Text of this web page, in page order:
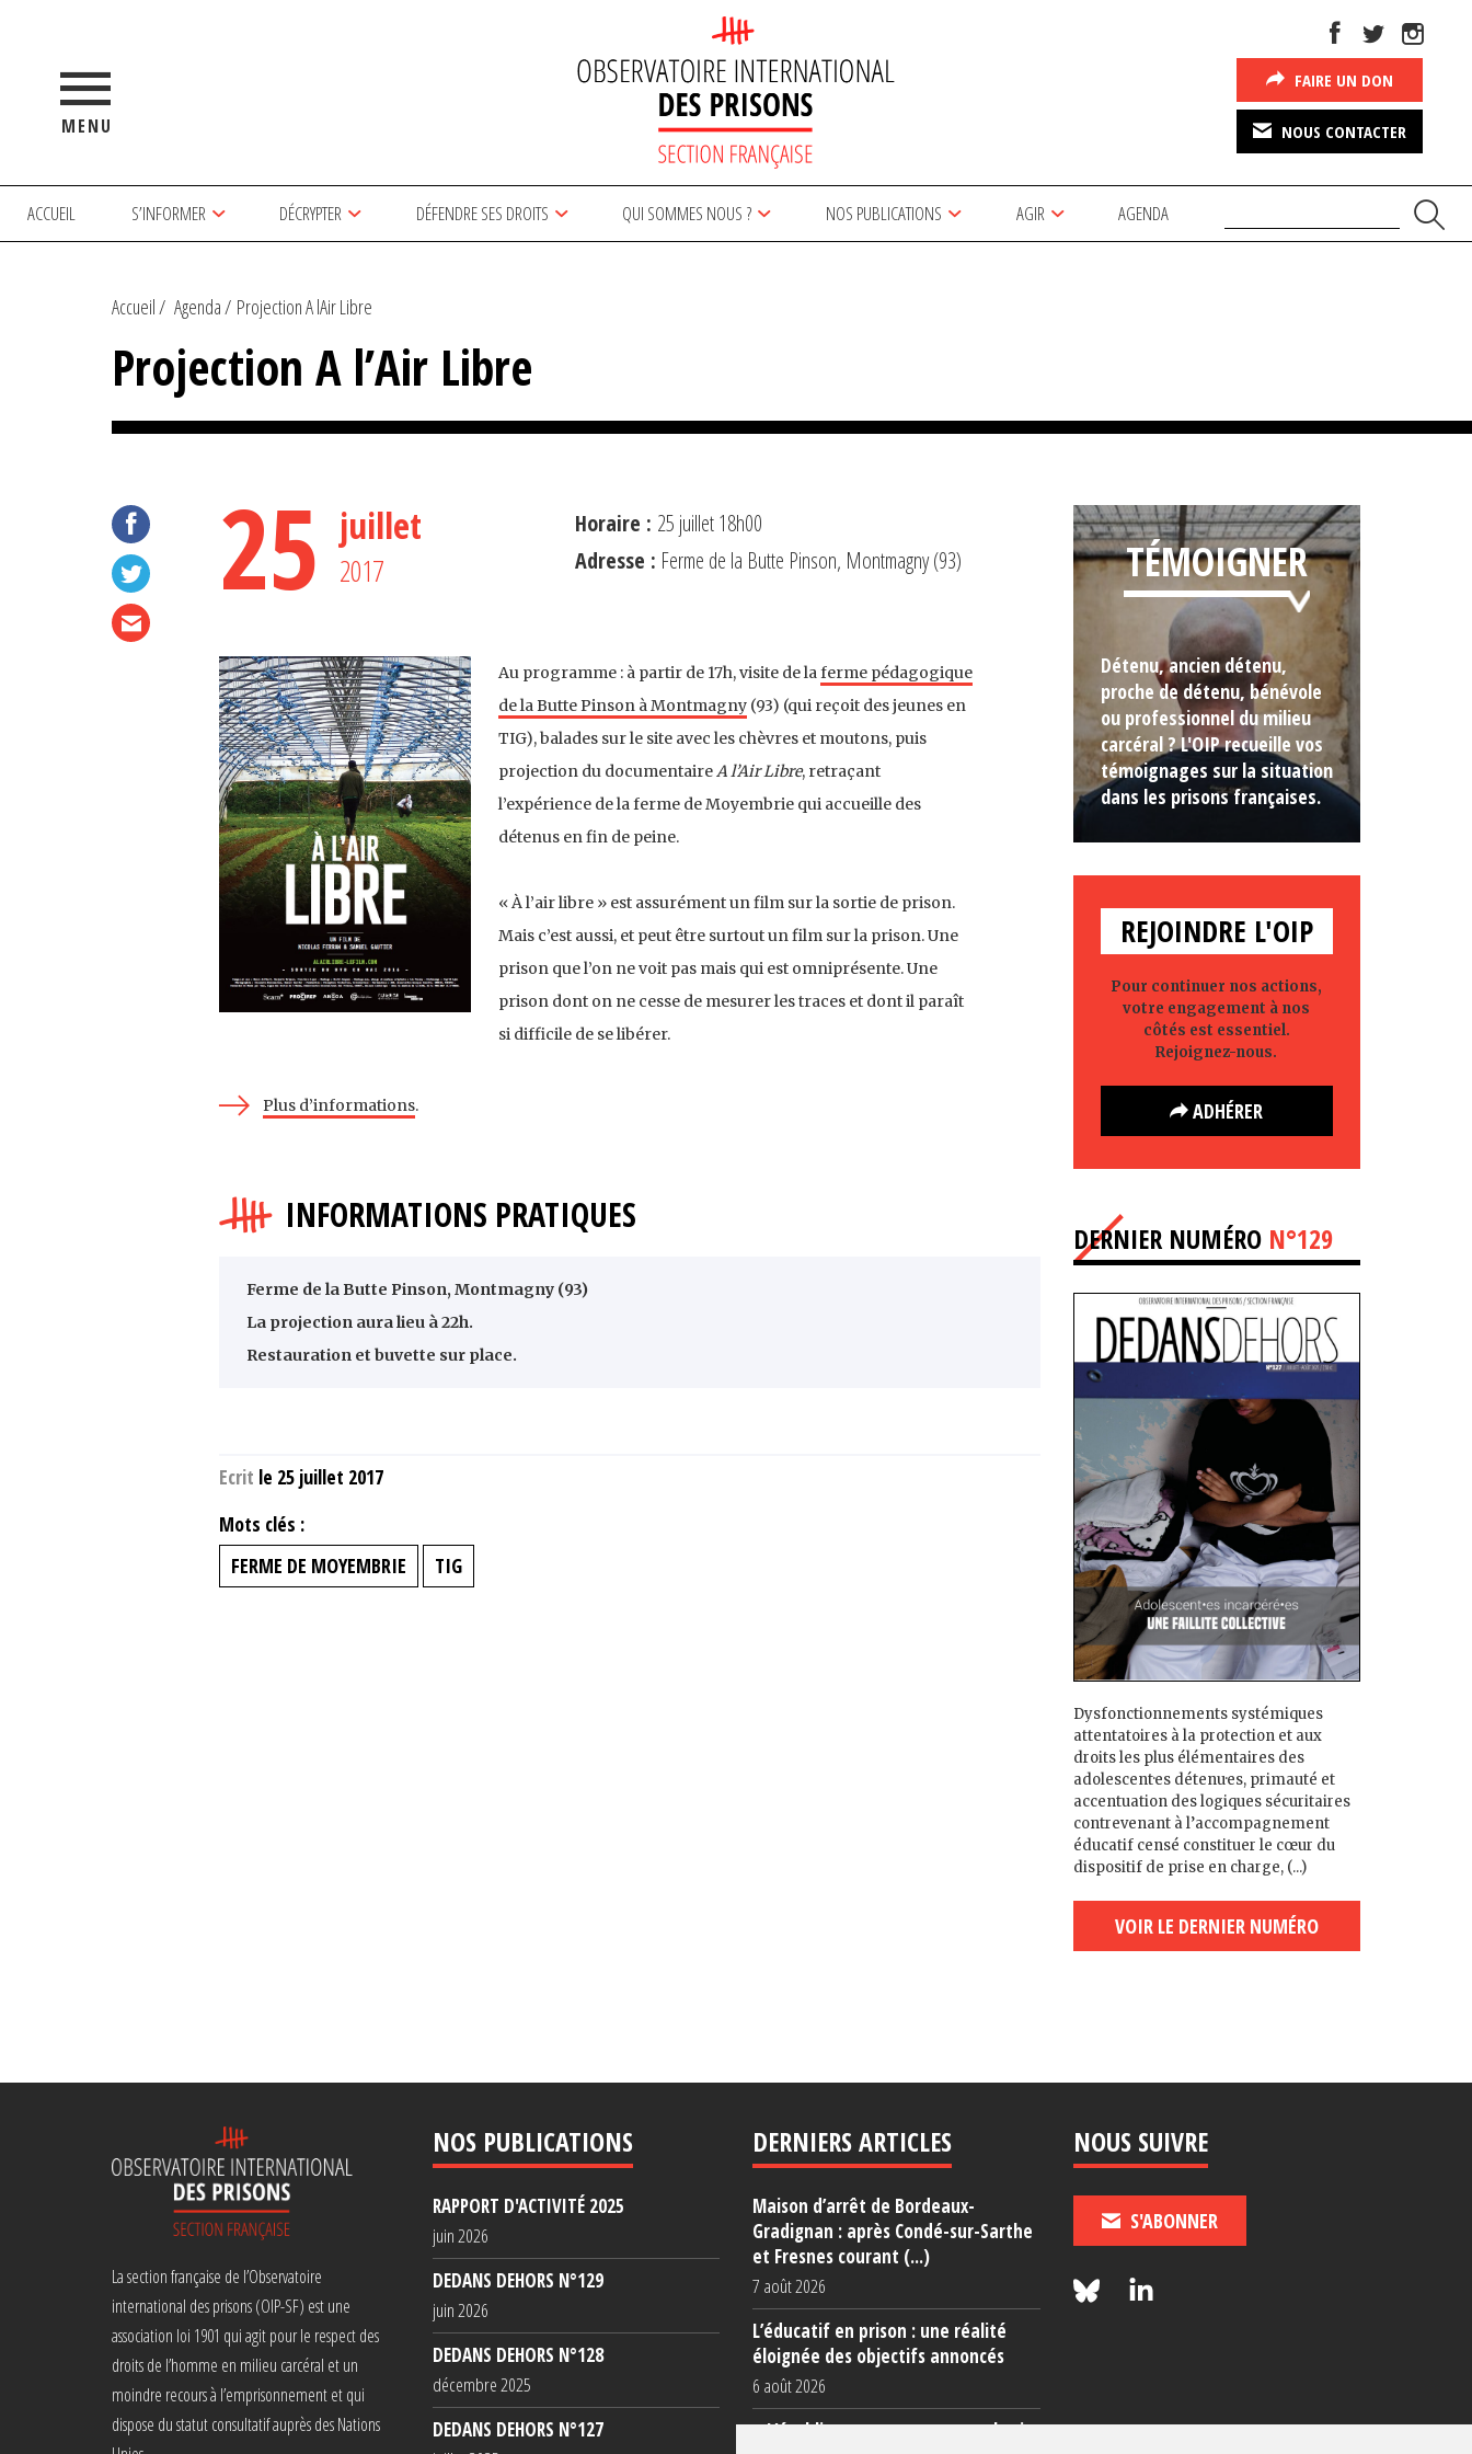
MENU
FAIRE UN DON
NOUS CONTACTER
ACCUEIL S’INFORMER DÉCRYPTER DÉFENDRE SES DROITS QUI SOMMES NOUS ? NOS PUBLICATIONS AGIR AGENDA
Accueil Agenda Projection A lAir Libre
Projection A l’Air Libre
25 juillet
2017
Horaire : 25 juillet 18h00
Adresse : Ferme de la Butte Pinson, Montmagny (93)
Au programme : à partir de 17h, visite de la ferme pédagogique
de la Butte Pinson à Montmagny(93) (qui reçoit des jeunes en
TIG), balades sur le site avec les chèvres et moutons, puis
projection du documentaire A l’Air Libre, retraçant
l’expérience de la ferme de Moyembrie qui accueille des
détenus en fin de peine.
« À l’air libre » est assurément un film sur la sortie de prison.
Mais c’est aussi, et peut être surtout un film sur la prison. Une
prison que l’on ne voit pas mais qui est omniprésente. Une
prison dont on ne cesse de mesurer les traces et dont il paraît
si difficile de se libérer.
Plus d’informations.
INFORMATIONS PRATIQUES
Ferme de la Butte Pinson, Montmagny (93)
La projection aura lieu à 22h.
Restauration et buvette sur place.
Ecrit le 25 juillet 2017
Mots clés :
FERME DE MOYEMBRIE
TIG
TÉMOIGNER
Détenu, ancien détenu,
proche de détenu, bénévole
ou professionnel du milieu
carcéral ? L'OIP recueille vos
témoignages sur la situation
dans les prisons françaises.
REJOINDRE L'OIP
Pour continuer nos actions,
votre engagement à nos
côtés est essentiel.
Rejoignez-nous.
ADHÉRER
DERNIER NUMÉRO N°129
Dysfonctionnements systémiques
attentatoires à la protection et aux
droits les plus élémentaires des
adolescent·es détenu·es, primauté et
accentuation des logiques sécuritaires
contrevenant à l’accompagnement
éducatif censé constituer le cœur du
dispositif de prise en charge, (...)
VOIR LE DERNIER NUMÉRO
La section française de l’Observatoire
international des prisons (OIP-SF) est une
association loi 1901 qui agit pour le respect des
droits de l’homme en milieu carcéral et un
moindre recours à l’emprisonnement et qui
dispose du statut consultatif auprès des Nations
NOS PUBLICATIONS
RAPPORT D'ACTIVITÉ 2025
juin 2026
DEDANS DEHORS N°129
juin 2026
DEDANS DEHORS N°128
décembre 2025
DEDANS DEHORS N°127
DERNIERS ARTICLES
Maison d’arrêt de Bordeaux-
Gradignan : après Condé-sur-Sarthe
et Fresnes courant (...)
7 août 2026
L’éducatif en prison : une réalité
éloignée des objectifs annoncés
6 août 2026
« L’établissement est une porcherie
NOUS SUIVRE
S'ABONNER